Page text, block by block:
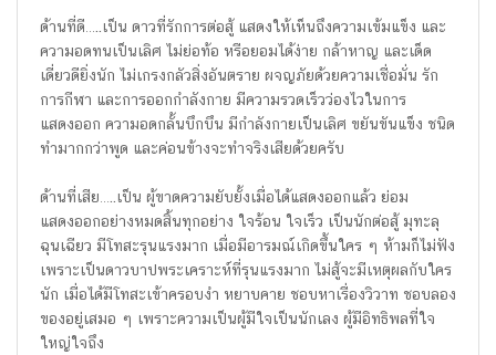
ด้านที่ดี…..เป็น ดาวที่รักการต่อสู้ แสดงให้เห็นถึงความเข้มแข็ง และ
ความอดทนเป็นเลิศ ไม่ย่อท้อ หรือยอมได้ง่าย กล้าหาญ และเด็ด
เดี่ยวดียิ่งนัก ไม่เกรงกลัวสิ่งอันตราย ผจญภัยด้วยความเชื่อมั่น รัก
การกีฬา และการออกกำลังกาย มีความรวดเร็วว่องไวในการ
แสดงออก ความอดกลั้นบึกบึน มีกำลังกายเป็นเลิศ ขยันขันแข็ง ชนิด
ทำมากกว่าพูด และค่อนข้างจะทำจริงเสียด้วยครับ
ด้านที่เสีย…..เป็น ผู้ขาดความยับยั้งเมื่อได้แสดงออกแล้ว ย่อม
แสดงออกอย่างหมดสิ้นทุกอย่าง ใจร้อน ใจเร็ว เป็นนักต่อสู้ มุทะลุ
ฉุนเฉียว มีโทสะรุนแรงมาก เมื่อมีอารมณ์เกิดขึ้นใคร ๆ ห้ามก็ไม่ฟัง
เพราะเป็นดาวบาปพระเคราะห์ที่รุนแรงมาก ไม่สู้จะมีเหตุผลกับใคร
นัก เมื่อได้มีโทสะเข้าครอบงำ หยาบคาย ชอบหาเรื่องวิวาท ชอบลอง
ของอยู่เสมอ ๆ เพราะความเป็นผู้มีใจเป็นนักเลง ผู้มีอิทธิพลที่ใจ
ใหญ่ใจถึง